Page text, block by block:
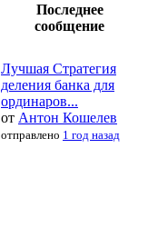
Последнее
сообщение
Лучшая Стратегия
деления банка для
ординаров...
от Антон Кошелев
отправлено 1 год назад